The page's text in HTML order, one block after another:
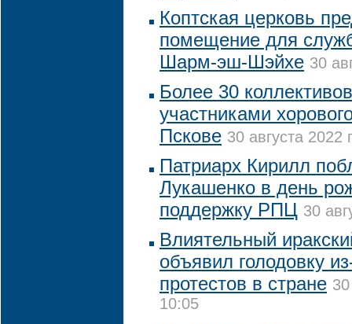
Коптская церковь
помещение для
Шарм-эш-Шэйхе 30
Более 30
участниками
Пскове 30 августа 2022
Патриарх Кирилл
Лукашенко в день
поддержку РПЦ 30
Влиятельный
объявил голодовку
протестов в стране
10:05